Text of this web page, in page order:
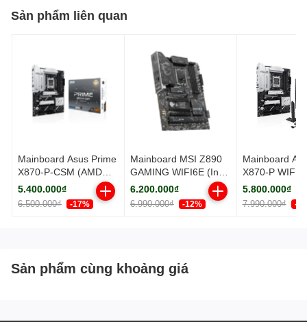
Sản phẩm liên quan
Mainboard Asus Prime
X870-P-CSM (AMD
X870/ Socket AM5/
ATX/ 4 khe ram/
DDR5/ 2.5 Gigabit
5.400.000₫
6.500.000₫ -17%
Mainboard MSI Z890
GAMING WIFI6E (Intel
Z890/ Socket 1851/
ATX/ 4 khe ram)
6.200.000₫
6.990.000₫ -12%
Mainboard
X870-P WIFI-
(AMD X870/
AM5/ ATX/ 4
DDR5/ 2.5
5.800.000₫
7.990.000₫ -
Sản phẩm cùng khoảng giá